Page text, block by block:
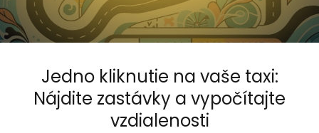
Jedno kliknutie na vaše taxi:
Nájdite zastávky a vypočítajte
vzdialenosti